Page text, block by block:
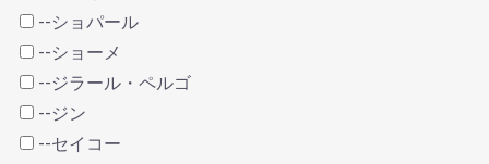
--ショパール
--ショーメ
--ジラール・ペルゴ
--ジン
--セイコー